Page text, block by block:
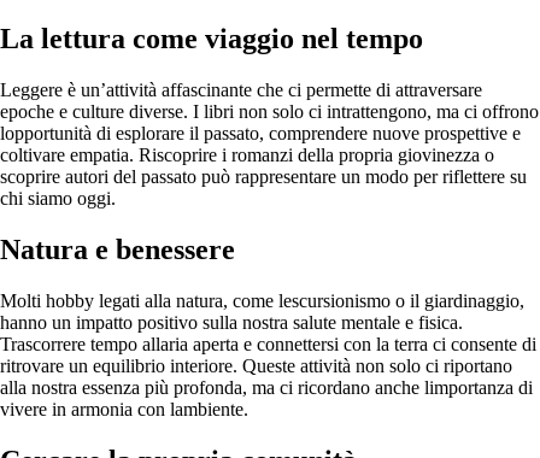
La lettura come viaggio nel tempo
Leggere è un’attività affascinante che ci permette di attraversare
epoche e culture diverse. I libri non solo ci intrattengono, ma ci offrono
lopportunità di esplorare il passato, comprendere nuove prospettive e
coltivare empatia. Riscoprire i romanzi della propria giovinezza o
scoprire autori del passato può rappresentare un modo per riflettere su
chi siamo oggi.
Natura e benessere
Molti hobby legati alla natura, come lescursionismo o il giardinaggio,
hanno un impatto positivo sulla nostra salute mentale e fisica.
Trascorrere tempo allaria aperta e connettersi con la terra ci consente di
ritrovare un equilibrio interiore. Queste attività non solo ci riportano
alla nostra essenza più profonda, ma ci ricordano anche limportanza di
vivere in armonia con lambiente.